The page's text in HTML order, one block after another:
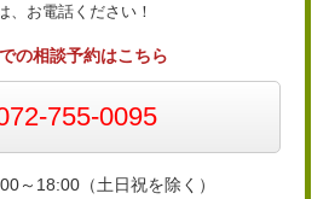
、お電話ください！
の相談予約はこちら
755-0095
～18:00（土日祝を除く）